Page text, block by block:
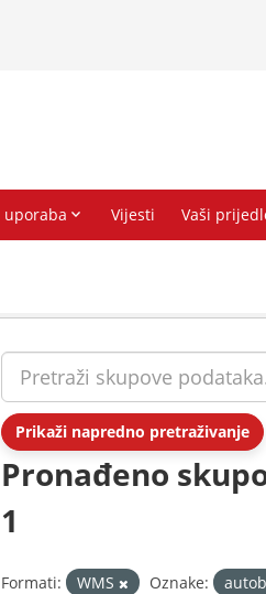
Prikaži napredno pretraživanje
Pronađeno
1
Formati: WMS Oznake: